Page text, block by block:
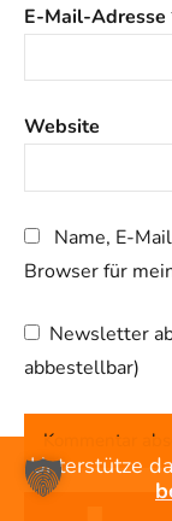
E-Mail-Adresse
Website
Name, E-
Browser für
Newsletter
abbestellbar)
Unterstütze